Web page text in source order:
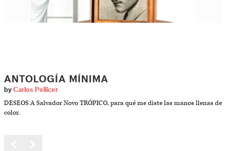
ANTOLOGÍA MÍNIMA
by Carlos Pellicer
DESEOS A Salvador Novo TRÓPICO, para qué me diste las manos llenas de
color.